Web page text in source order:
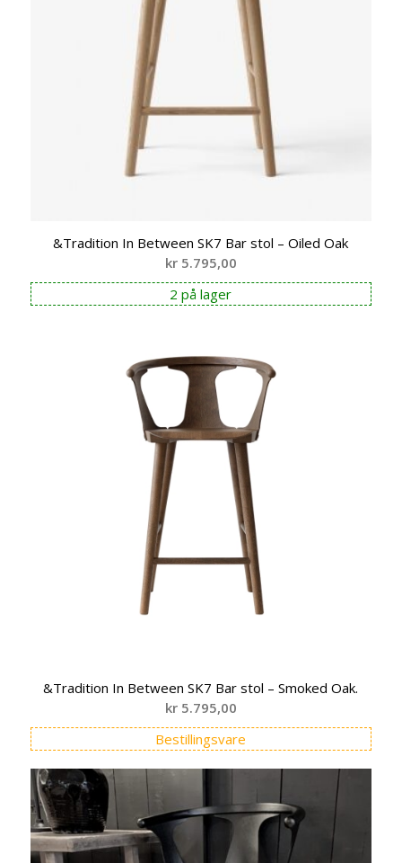
&Tradition In Between SK7 Bar stol – Oiled Oak
kr5.795,00
2 på lager
&Tradition In Between SK7 Bar stol – Smoked Oak.
kr5.795,00
Bestillingsvare